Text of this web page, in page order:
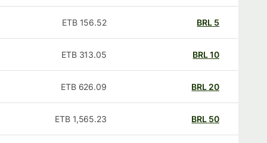
BRL
156.52
ETB
BRL
313.05
ETB
20
BRL
626.09
ETB
50
BRL
1,565.23
ETB